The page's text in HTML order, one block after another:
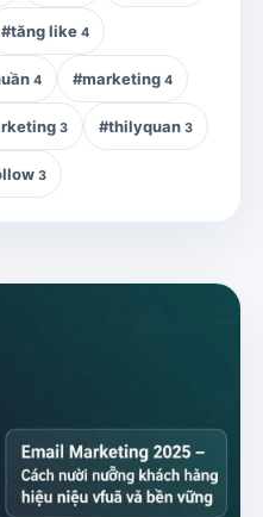
#tăng like 4
4 #marketing 4
3 #thilyquan 3
3